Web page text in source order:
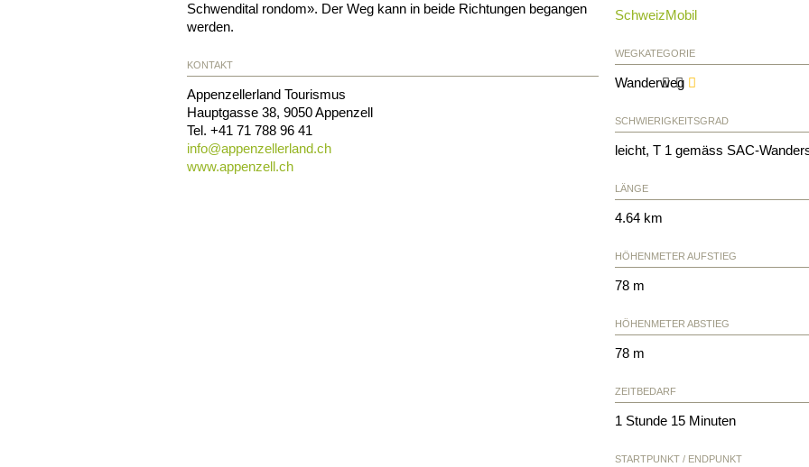
Schwendital rondom». Der Weg kann in beide Richtungen begangen
werden.
KONTAKT
Appenzellerland Tourismus
Hauptgasse 38, 9050Appenzell
Tel. +41 71 788 96 41
info@appenzellerland.ch
www.appenzell.ch
SchweizMobil
WEGKATEGORIE
Wanderweg
SCHWIERIGKEITSGRAD
leicht, T 1 gemäss SAC-
LÄNGE
4.64 km
HÖHENMETER AUFSTIEG
78 m
HÖHENMETER ABSTIEG
78 m
ZEITBEDARF
1 Stunde 15 Minuten
STARTPUNKT / ENDPUNKT